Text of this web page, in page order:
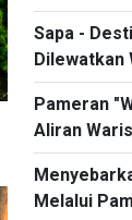
Phong
Sapa -
Dilewatkan
Saat
Pameran
Aliran
Hanoi
Melalui